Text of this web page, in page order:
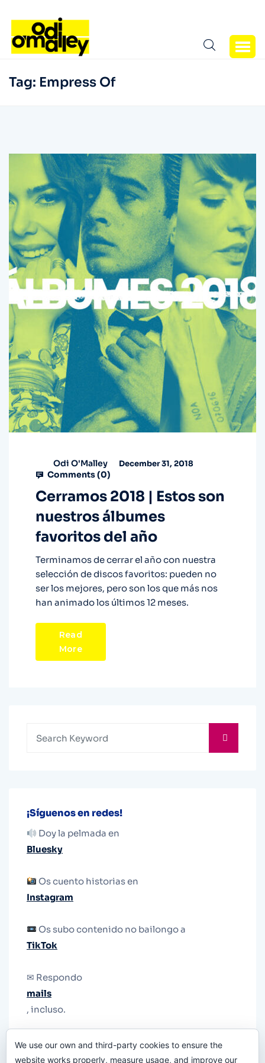
Tag: Empress Of
Odi O'Malley December 31, 2018
Comments (0)
Cerramos 2018 | Estos son
nuestros álbumes
favoritos del año
Terminamos de cerrar el año con nuestra
selección de discos favoritos: pueden no
ser los mejores, pero son los que más nos
han animado los últimos 12 meses.
Read
More
¡Síguenos en redes!
Doy la pelmada en
Bluesky
Os cuento historias en
Instagram
Os subo contenido no bailongo a
TikTok
✉ Respondo
mails
, incluso.
le quiten el teléfono.
We use our own and third-party cookies to ensure the
website works properly, measure usage, and improve our